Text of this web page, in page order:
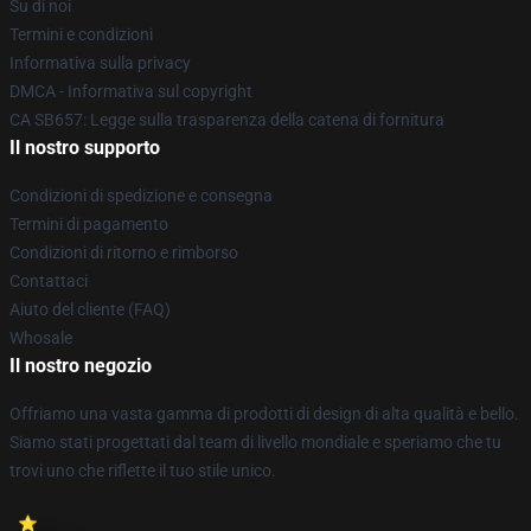
Su di noi
Termini e condizioni
Informativa sulla privacy
DMCA - Informativa sul copyright
CA SB657: Legge sulla trasparenza della catena di fornitura
Il nostro supporto
Condizioni di spedizione e consegna
Termini di pagamento
Condizioni di ritorno e rimborso
Contattaci
Aiuto del cliente (FAQ)
Whosale
Il nostro negozio
Offriamo una vasta gamma di prodotti di design di alta qualità e bello.
Siamo stati progettati dal team di livello mondiale e speriamo che tu
trovi uno che riflette il tuo stile unico.